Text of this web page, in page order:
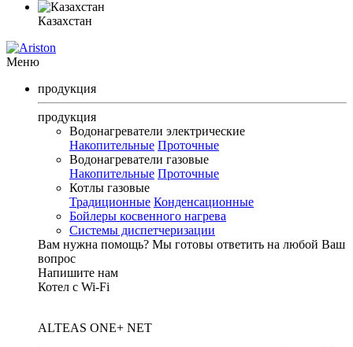
Казахстан
Меню
продукция
продукция
Водонагреватели электрические
Накопительные Проточные
Водонагреватели газовые
Накопительные Проточные
Котлы газовые
Традиционные Конденсационные
Бойлеры косвенного нагрева
Системы диспетчеризации
Вам нужна помощь? Мы готовы ответить на любой Ваш
вопрос
Напишите нам
Котел с Wi-Fi
ALTEAS ONE+ NET